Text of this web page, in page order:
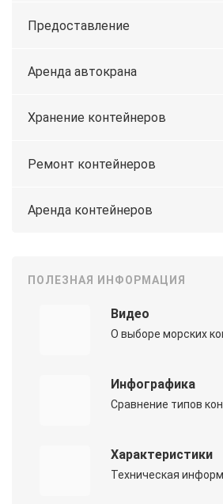
Предоставление
Аренда автокрана
Хранение контейнеров
Ремонт контейнеров
Аренда контейнеров
ПОЛЕЗНАЯ ИНФОРМАЦИЯ
Видео
О выборе морских
Инфографика
Сравнение типов
Характеристики
Техническая